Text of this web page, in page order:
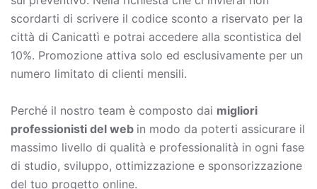
scordarti di scrivere il codice sconto a riservato per la
città di Canicattì e potrai accedere alla scontistica del
10%. Promozione attiva solo ed esclusivamente per un
numero limitato di clienti mensili.
Perché il nostro team è composto dai migliori
professionisti del web in modo da poterti assicurare il
massimo livello di qualità e professionalità in ogni fase
di studio, sviluppo, ottimizzazione e sponsorizzazione
del tuo progetto online.